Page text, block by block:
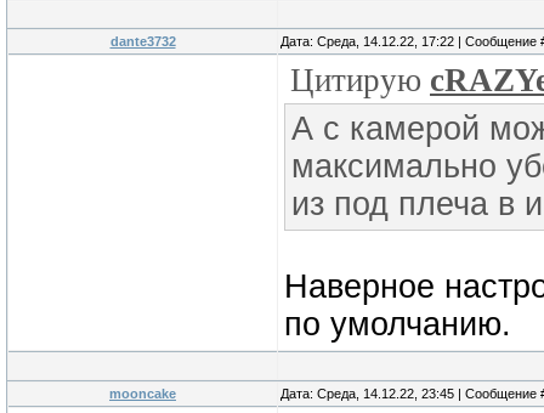
dante3732 Дата: Среда, 14.12.22, 17:22 | Сообщение
Цитирую
А с камерой
максимально
из под плеча в
Наверное
по умолчанию.
mooncake Дата: Среда, 14.12.22, 23:45 | Сообщение